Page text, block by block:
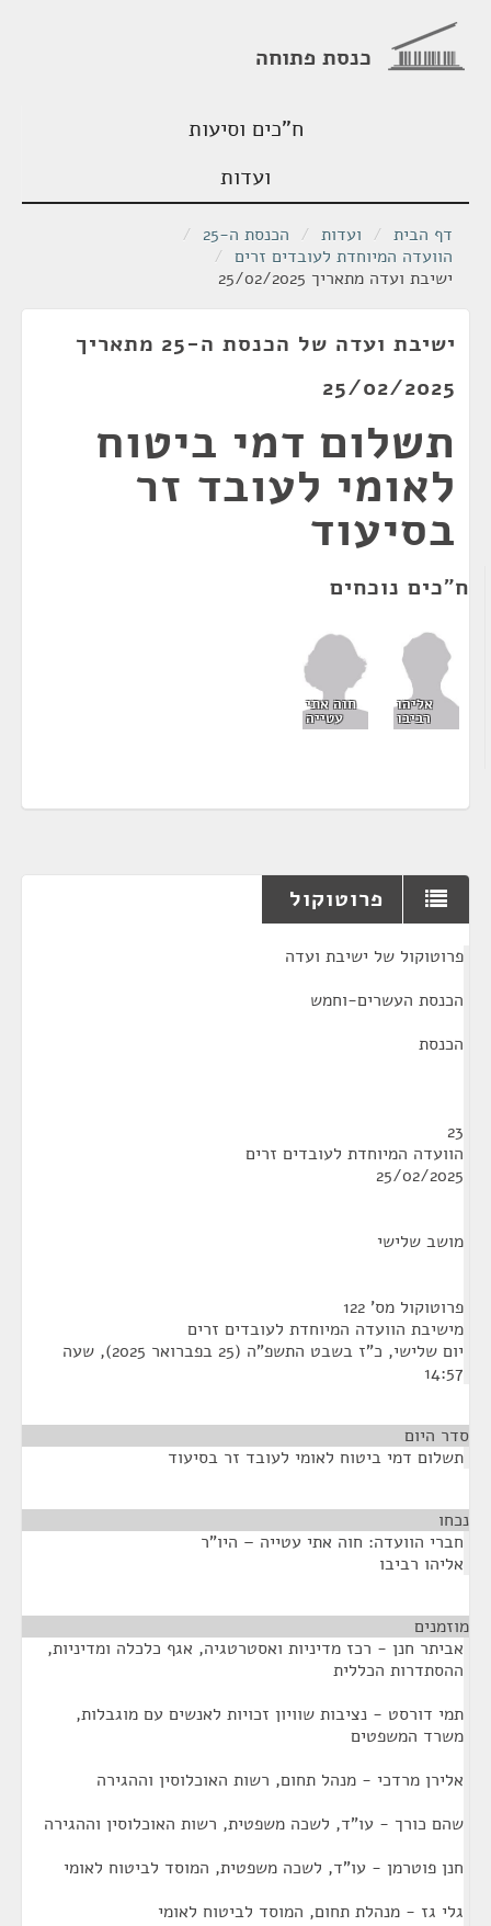
כנסת פתוחה
ח"כים וסיעות
ועדות
דף הבית / ועדות / הכנסת ה-25
/
הוועדה המיוחדת לעובדים זרים /
ישיבת ועדה מתאריך 25/02/2025
ישיבת ועדה של הכנסת ה-25 מתאריך
25/02/2025
תשלום דמי ביטוח
לאומי לעובד זר
בסיעוד
ח"כים נוכחים
אליהו
רביבו
חוה אתי
עטייה
פרוטוקול
פרוטוקול של ישיבת ועדה
הכנסת העשרים-וחמש
הכנסת
23
הוועדה המיוחדת לעובדים זרים
25/02/2025
מושב שלישי
פרוטוקול מס' 122
מישיבת הוועדה המיוחדת לעובדים זרים
יום שלישי, כ"ז בשבט התשפ"ה (25 בפברואר 2025), שעה
14:57
סדר היום
תשלום דמי ביטוח לאומי לעובד זר בסיעוד
נכחו
חברי הוועדה: חוה אתי עטייה – היו"ר
אליהו רביבו
מוזמנים
אביתר חנן - רכז מדיניות ואסטרטגיה, אגף כלכלה ומדיניות,
ההסתדרות הכללית
תמי דורסט - נציבות שוויון זכויות לאנשים עם מוגבלות,
משרד המשפטים
אלירן מרדכי - מנהל תחום, רשות האוכלוסין וההגירה
שהם כורך - עו"ד, לשכה משפטית, רשות האוכלוסין וההגירה
חנן פוטרמן - עו"ד, לשכה משפטית, המוסד לביטוח לאומי
גלי גז - מנהלת תחום, המוסד לביטוח לאומי